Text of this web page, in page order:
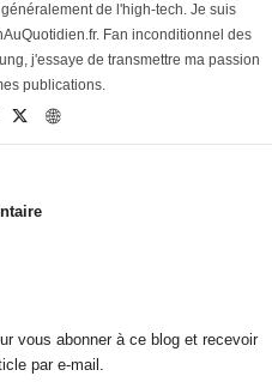
de l'high-tech. Je suis
Fan inconditionnel des
j'essaye de transmettre ma passion
publications.
vous abonner à ce blog et recevoir
par e-mail.